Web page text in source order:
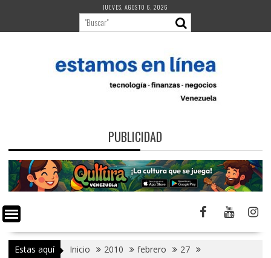
contenido
JUEVES, AGOSTO 6, 2026
PUBLICIDAD
Estas aquí Inicio 2010 febrero
27